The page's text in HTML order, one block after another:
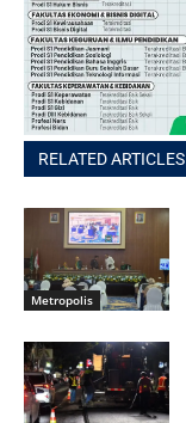
RELATED ARTICLES
Metropolis